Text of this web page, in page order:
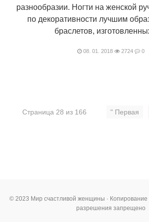
разнообразии. Ногти на женской
по декоративности лучшим
браслетов,
08. 01. 2018 2724 0
Страница 28 из 166 " Первая
© 2023 Мир счастливой женщины · Копирование
разрешения запрещено